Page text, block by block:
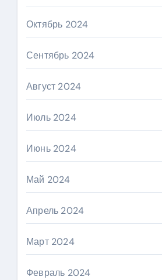
Октябрь 2024
Сентябрь 2024
Август 2024
Июль 2024
Июнь 2024
Май 2024
Апрель 2024
Март 2024
Февраль 2024